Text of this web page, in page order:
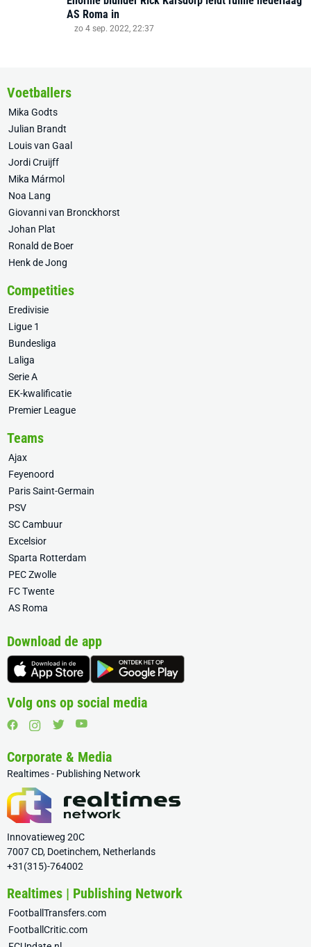
AS Roma in
zo 4 sep. 2022, 22:37
Voetballers
Mika Godts
Julian Brandt
Louis van Gaal
Jordi Cruijff
Mika Mármol
Noa Lang
Giovanni van Bronckhorst
Johan Plat
Ronald de Boer
Henk de Jong
Competities
Eredivisie
Ligue 1
Bundesliga
Laliga
Serie A
EK-kwalificatie
Premier League
Teams
Ajax
Feyenoord
Paris Saint-Germain
PSV
SC Cambuur
Excelsior
Sparta Rotterdam
PEC Zwolle
FC Twente
AS Roma
Download de app
Volg ons op social media
Corporate & Media
Realtimes - Publishing Network
Innovatieweg 20C
7007 CD, Doetinchem, Netherlands
+31(315)-764002
Realtimes | Publishing Network
FootballTransfers.com
FootballCritic.com